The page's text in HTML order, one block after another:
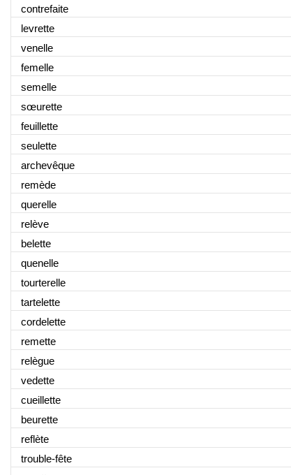
contrefaite
levrette
venelle
femelle
semelle
sœurette
feuillette
seulette
archevêque
remède
querelle
relève
belette
quenelle
tourterelle
tartelette
cordelette
remette
relègue
vedette
cueillette
beurette
reflète
trouble-fête